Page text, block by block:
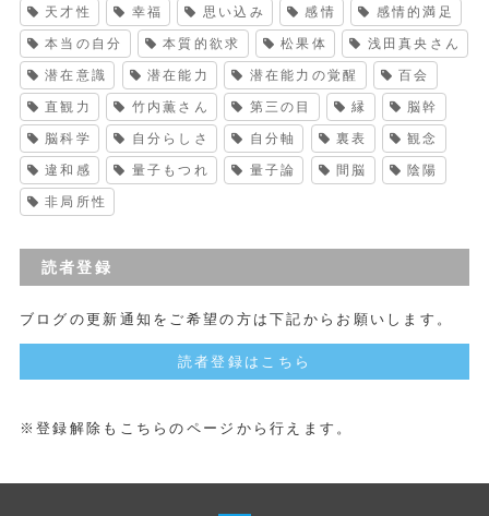
天才性 幸福 思い込み 感情 感情的満足
本当の自分 本質的欲求 松果体 浅田真央さん
潜在意識 潜在能力 潜在能力の覚醒 百会
直観力 竹内薫さん 第三の目 縁 脳幹
脳科学 自分らしさ 自分軸 裏表 観念
違和感 量子もつれ 量子論 間脳 陰陽
非局所性
読者登録
ブログの更新通知をご希望の方は下記からお願いします。
読者登録はこちら
※登録解除もこちらのページから行えます。